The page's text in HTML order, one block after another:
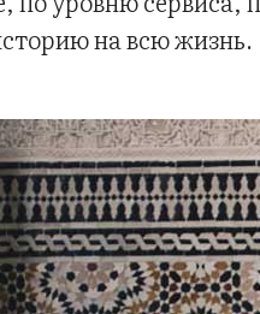
на всю жизнь.